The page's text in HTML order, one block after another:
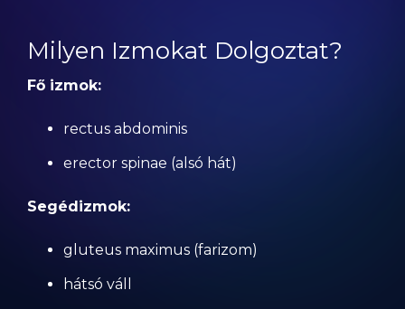
Milyen Izmokat Dolgoztat?
Fő izmok:
rectus abdominis
erector spinae (alsó hát)
Segédizmok:
gluteus maximus (farizom)
hátsó váll